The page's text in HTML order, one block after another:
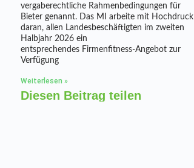
vergaberechtliche Rahmenbedingungen für
Bieter genannt. Das MI arbeite mit Hochdruck
daran, allen Landesbeschäftigten im zweiten
Halbjahr 2026 ein
entsprechendes Firmenfitness-Angebot zur
Verfügung
Weiterlesen »
Diesen Beitrag teilen